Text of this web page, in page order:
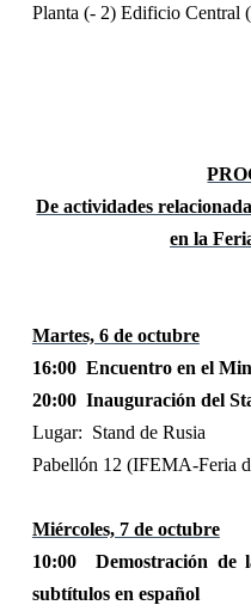
Planta (- 2) Edificio
De actividades
en la
Martes, 6 de octubre
16:00 Encuentro en el
20:00 Inauguración del
Lugar: Stand de Rusia
Pabellón 12 (IFEMA-Feria
Miércoles, 7 de octubre
10:00
Demostración de
subtítulos en español